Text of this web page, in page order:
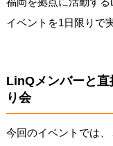
イベントを1日限りで
LinQメンバーと
り会
今回のイベントでは